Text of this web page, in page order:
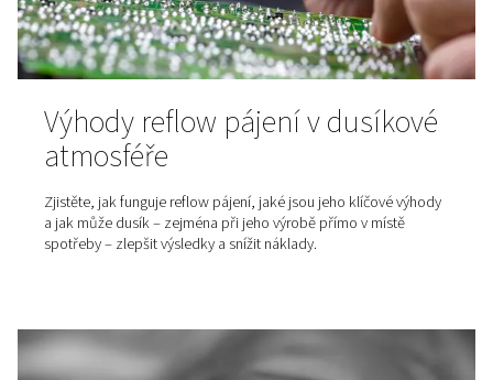
pro pivovary – umožňuje efektivní proplachování,
sycení i balení piva. Stabilní dodávka, vysoká čistota a
návratnost investice zaručují, že budete mít pod
krok výroby.